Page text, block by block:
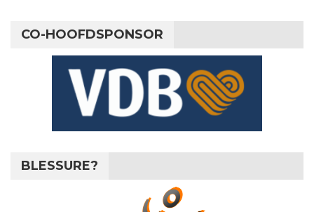
CO-HOOFDSPONSOR
BLESSURE?